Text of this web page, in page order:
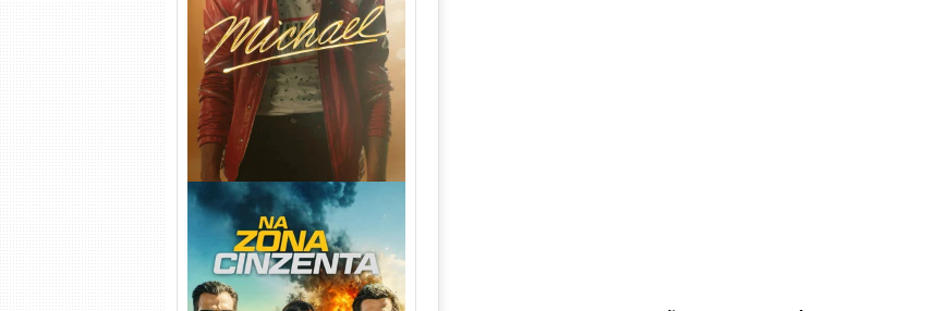
Michael Torrent (2026) WEB-
DL 1080p/4K Dual Áudio